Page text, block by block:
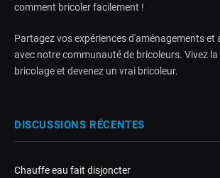
comment bricoler facilement !
Partagez vos expériences d'aménagements et
avec notre communauté de bricoleurs. Vivez
bricolage et devenez un vrai bricoleur.
DISCUSSIONS RÉCENTES
Chauffe eau fait disjoncter